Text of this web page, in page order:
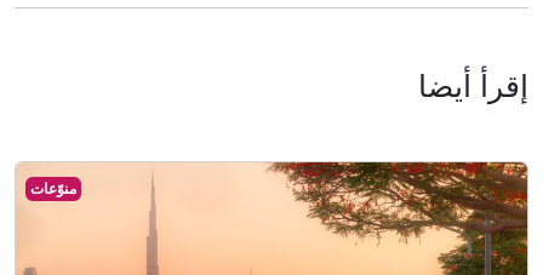
إقرأ أيضا
منوّعات